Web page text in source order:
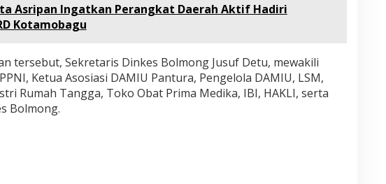
Asripan Ingatkan Perangkat Daerah Aktif Hadiri
Kotamobagu
tersebut, Sekretaris Dinkes Bolmong Jusuf Detu, mewakili
Ketua Asosiasi DAMIU Pantura, Pengelola DAMIU, LSM,
Rumah Tangga, Toko Obat Prima Medika, IBI, HAKLI, serta
Bolmong.